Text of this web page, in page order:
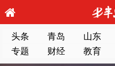
头条 青岛 山东
专题
财经 教育